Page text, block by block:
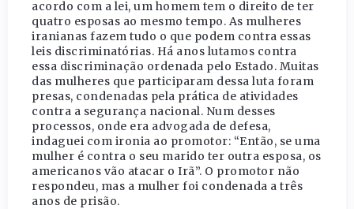
acordo com a lei, um homem tem o direito de ter
quatro esposas ao mesmo tempo. As mulheres
iranianas fazem tudo o que podem contra essas
leis discriminatórias. Há anos lutamos contra
essa discriminação ordenada pelo Estado. Muitas
das mulheres que participaram dessa luta foram
presas, condenadas pela prática de atividades
contra a segurança nacional. Num desses
processos, onde era advogada de defesa,
indaguei com ironia ao promotor: “Então, se uma
mulher é contra o seu marido ter outra esposa, os
americanos vão atacar o Irã”. O promotor não
respondeu, mas a mulher foi condenada a três
anos de prisão.